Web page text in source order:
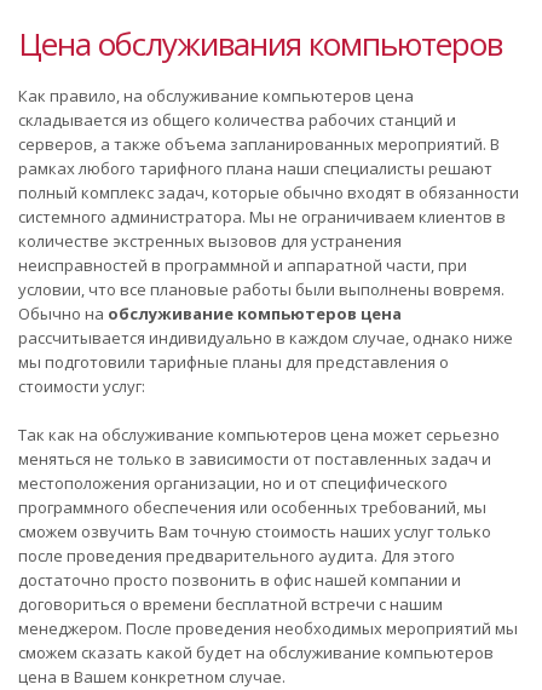
Цена обслуживания компьютеров
Как правило, на обслуживание компьютеров цена
складывается из общего количества рабочих станций и
серверов, а также объема запланированных мероприятий. В
рамках любого тарифного плана наши специалисты решают
полный комплекс задач, которые обычно входят в обязанности
системного администратора. Мы не ограничиваем клиентов в
количестве экстренных вызовов для устранения
неисправностей в программной и аппаратной части, при
условии, что все плановые работы были выполнены вовремя.
Обычно на обслуживание компьютеров цена
рассчитывается индивидуально в каждом случае, однако ниже
мы подготовили тарифные планы для представления о
стоимости услуг:
Так как на обслуживание компьютеров цена может серьезно
меняться не только в зависимости от поставленных задач и
местоположения организации, но и от специфического
программного обеспечения или особенных требований, мы
сможем озвучить Вам точную стоимость наших услуг только
после проведения предварительного аудита. Для этого
достаточно просто позвонить в офис нашей компании и
договориться о времени бесплатной встречи с нашим
менеджером. После проведения необходимых мероприятий мы
сможем сказать какой будет на обслуживание компьютеров
цена в Вашем конкретном случае.